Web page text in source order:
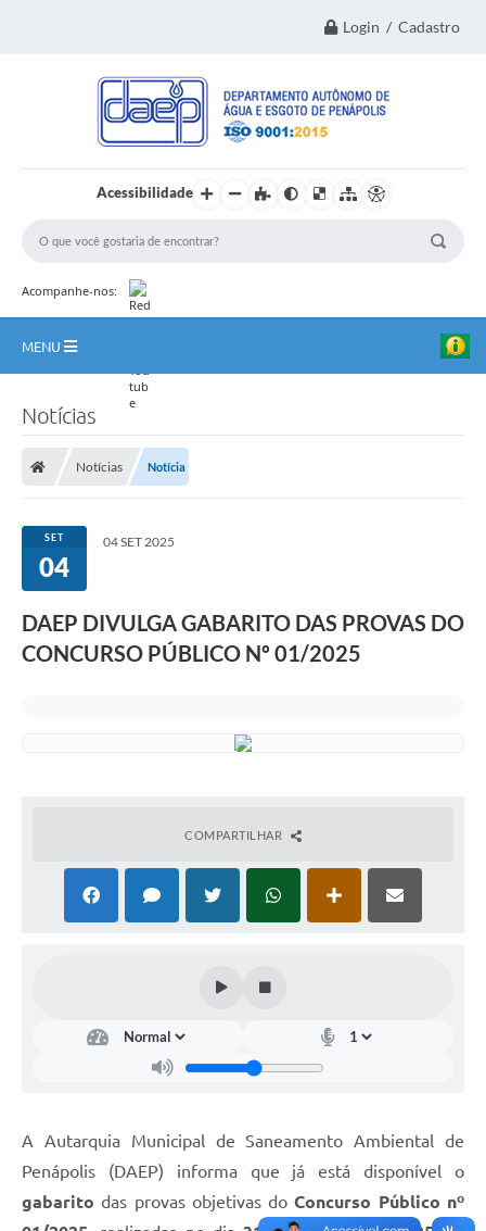
Login / Cadastro
Acessibilidade
Acompanhe-nos:
MENU
Comunicação
Agência Virtual / Serviços
Carta de Serviços
Carta de Serviços
Legislação
Notícias
Notícias Notícia
SET
04
04 SET 2025
DAEP DIVULGA GABARITO DAS PROVAS DO
CONCURSO PÚBLICO Nº 01/2025
COMPARTILHAR
A Autarquia Municipal de Saneamento Ambiental de
Penápolis (DAEP) informa que já está disponível o
gabaritodas provas objetivas doConcurso Público nº